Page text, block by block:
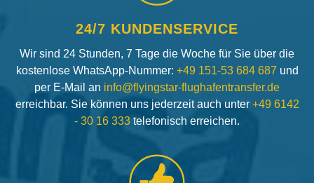
24/7 KUNDENSERVICE
Wir sind 24 Stunden, 7 Tage die Woche für Sie über die
kostenlose WhatsApp-Nummer: +49 151-53 684 687 und
per E-Mail an info@flyingstar-flughafentransfer.de
erreichbar. Sie können uns jederzeit auch unter +49 6142
- 30 16 333 telefonisch erreichen.